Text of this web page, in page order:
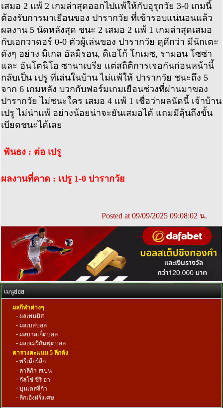
เมนูย่อย
ผลกีฬาต่างๆ
- ผลเทนนิส
- ผลเบสบอล
- ผลบาสเก็ตบอล
- ผลอเมริกันฟุตบอล
ตารางคะแนน 5 ลีกดัง
- พรีเมียร์ลีก
- ลาลีก้า สเปน
- กัลโช่ ซีรี่ อา
- บุนเดสลีก้า
- ลีกเอิงฝรั่งเศษ
เสมอ 2 แพ้ 2 เกมล่าสุดออกไปแพ้ให้กับอุรุกวัย 3-0 เกมนี้
ต้องรับการมาเยือนของ ปารากวัย ที่เข้ารอบแน่นอนแล้ว
ผลงาน 5 นัดหลังสุด ชนะ 2 เสมอ 2 แพ้ 1 เกมล่าสุดเสมอ
กับเอกวาดอร์ 0-0 ตัวผู้เล่นของ ปารากวัย ดูดีกว่า มีนักเตะ
ดังๆ อย่าง มิเกล อัลมิรอน, ดิเอโก้ โกเมซ, รามอน โซซ่า
และ อันโตนิโอ ซานาเบรีย แต่สถิติการเจอกันก่อนหน้านี้
กลับเป็น เปรู ที่เล่นในบ้าน ไม่แพ้ให้ ปารากวัย ชนะถึง 5
จาก 6 เกมหลัง บวกกับฟอร์มเกมเยือนช่วงที่ผ่านมาของ
ปารากวัย ไม่ชนะใคร เสมอ 4 แพ้ 1 เชื่อว่าผลนัดนี้ เจ้าบ้าน
เปรู ไม่น่าแพ้ อย่างน้อยน่าจะยันเสมอได้ แถมมีลุ้นถึงขั้น
เบียดชนะได้เลย
ฟันธง : ต่อ เปรู
ผลงานที่คาด : เปรู 1-0 ปารากวัย
Posted at 09/09/2025 09:08:02 น.